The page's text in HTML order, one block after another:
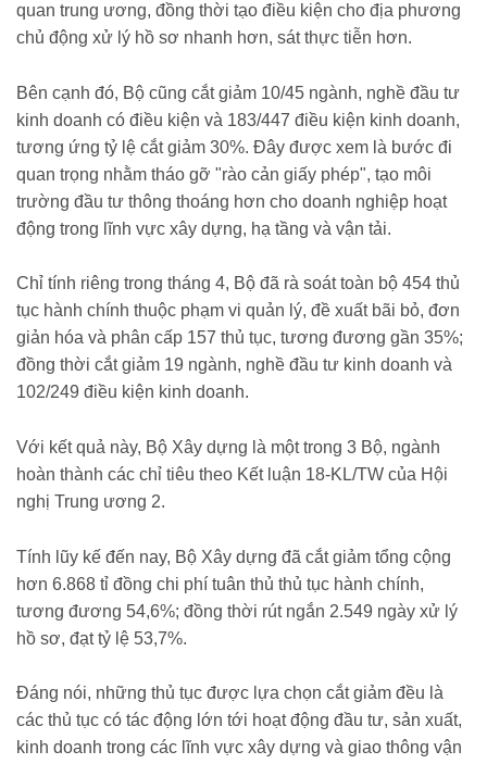
quan trung ương, đồng thời tạo điều kiện cho địa phương
chủ động xử lý hồ sơ nhanh hơn, sát thực tiễn hơn.
Bên cạnh đó, Bộ cũng cắt giảm 10/45 ngành, nghề đầu tư
kinh doanh có điều kiện và 183/447 điều kiện kinh doanh,
tương ứng tỷ lệ cắt giảm 30%. Đây được xem là bước đi
quan trọng nhằm tháo gỡ "rào cản giấy phép", tạo môi
trường đầu tư thông thoáng hơn cho doanh nghiệp hoạt
động trong lĩnh vực xây dựng, hạ tầng và vận tải.
Chỉ tính riêng trong tháng 4, Bộ đã rà soát toàn bộ 454 thủ
tục hành chính thuộc phạm vi quản lý, đề xuất bãi bỏ, đơn
giản hóa và phân cấp 157 thủ tục, tương đương gần 35%;
đồng thời cắt giảm 19 ngành, nghề đầu tư kinh doanh và
102/249 điều kiện kinh doanh.
Với kết quả này, Bộ Xây dựng là một trong 3 Bộ, ngành
hoàn thành các chỉ tiêu theo Kết luận 18-KL/TW của Hội
nghị Trung ương 2.
Tính lũy kế đến nay, Bộ Xây dựng đã cắt giảm tổng cộng
hơn 6.868 tỉ đồng chi phí tuân thủ thủ tục hành chính,
tương đương 54,6%; đồng thời rút ngắn 2.549 ngày xử lý
hồ sơ, đạt tỷ lệ 53,7%.
Đáng nói, những thủ tục được lựa chọn cắt giảm đều là
các thủ tục có tác động lớn tới hoạt động đầu tư, sản xuất,
kinh doanh trong các lĩnh vực xây dựng và giao thông vận